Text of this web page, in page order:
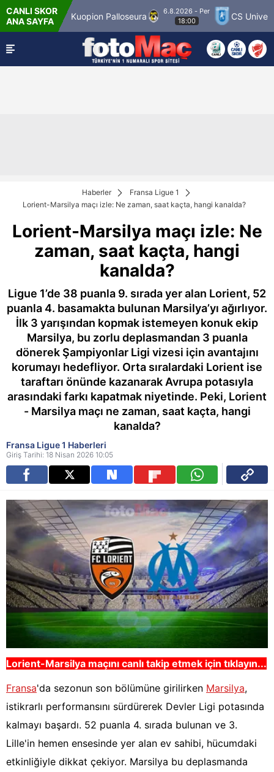
CANLI SKOR
ANA SAYFA
12 Kuopion Palloseura
6.8.2026 - Per
18:00
CS
Haberler
Fransa Ligue 1
Lorient-Marsilya maçı izle: Ne zaman, saat kaçta, hangi kanalda?
Lorient-Marsilya maçı izle: Ne
zaman, saat kaçta, hangi
kanalda?
Ligue 1’de 38 puanla 9. sırada yer alan Lorient, 52
puanla 4. basamakta bulunan Marsilya’yı ağırlıyor.
İlk 3 yarışından kopmak istemeyen konuk ekip
Marsilya, bu zorlu deplasmandan 3 puanla
dönerek Şampiyonlar Ligi vizesi için avantajını
korumayı hedefliyor. Orta sıralardaki Lorient ise
taraftarı önünde kazanarak Avrupa potasıyla
arasındaki farkı kapatmak niyetinde. Peki, Lorient
- Marsilya maçı ne zaman, saat kaçta, hangi
kanalda?
Fransa Ligue 1 Haberleri
Giriş Tarihi: 18 Nisan 2026 10:05
Lorient-Marsilya maçını canlı takip etmek için tıklayın...
Fransa'da sezonun son bölümüne girilirken Marsilya,
istikrarlı performansını sürdürerek Devler Ligi potasında
kalmayı başardı. 52 puanla 4. sırada bulunan ve 3.
Lille'in hemen ensesinde yer alan ev sahibi, hücumdaki
etkinliğiyle dikkat çekiyor. Marsilya bu deplasmanda